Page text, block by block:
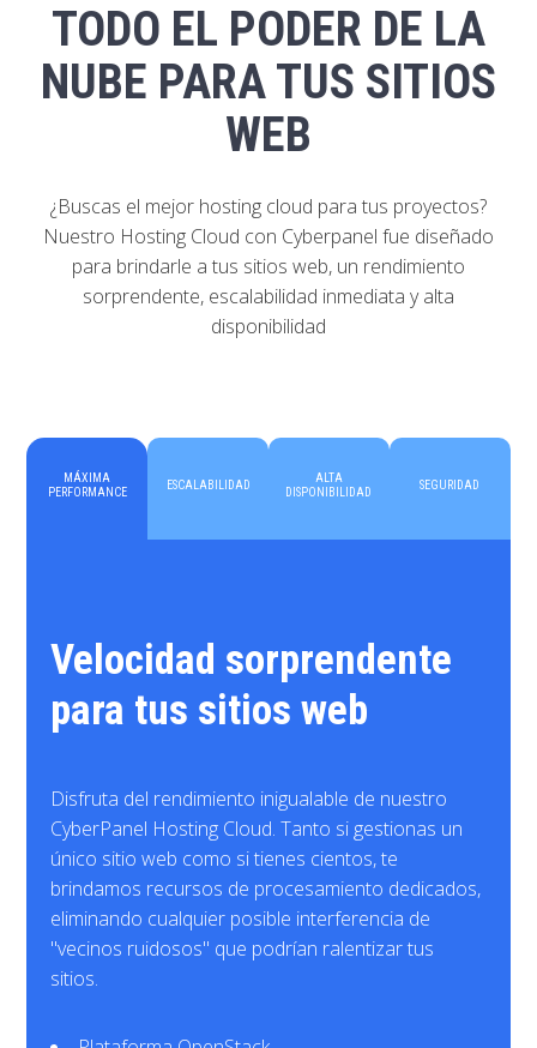
TODO EL PODER DE LA
NUBE PARA TUS SITIOS
WEB
¿Buscas el mejor hosting cloud para tus proyectos?
Nuestro Hosting Cloud con Cyberpanel fue diseñado
para brindarle a tus sitios web, un rendimiento
sorprendente, escalabilidad inmediata y alta
disponibilidad
MÁXIMA
PERFORMANCE
ESCALABILIDAD
ALTA
DISPONIBILIDAD
SEGURIDAD
Velocidad sorprendente
para tus sitios web
Disfruta del rendimiento inigualable de nuestro
CyberPanel Hosting Cloud. Tanto si gestionas un
único sitio web como si tienes cientos, te
brindamos recursos de procesamiento dedicados,
eliminando cualquier posible interferencia de
"vecinos ruidosos" que podrían ralentizar tus
sitios.